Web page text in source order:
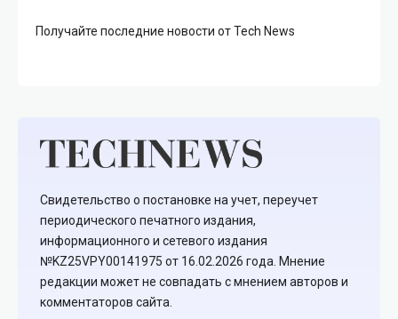
Получайте последние новости от Tech News
Свидетельство о постановке на учет, переучет
периодического печатного издания,
информационного и сетевого издания
№KZ25VPY00141975 от 16.02.2026 года. Мнение
редакции может не совпадать с мнением авторов и
комментаторов сайта.